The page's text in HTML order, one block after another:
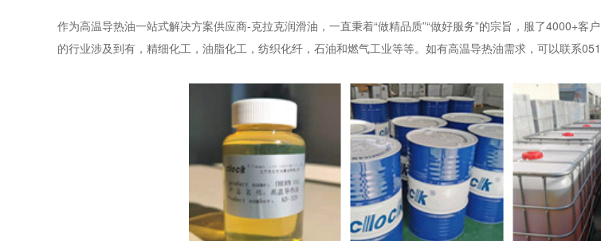
作为高温导热油一站式解决方案供应商-克拉克润滑油，一直秉着“做精品质”“做好服务”的宗旨，服了4000+客
的行业涉及到有，精细化工，油脂化工，纺织化纤，石油和燃气工业等等。如有高温导热油需求，可以联系